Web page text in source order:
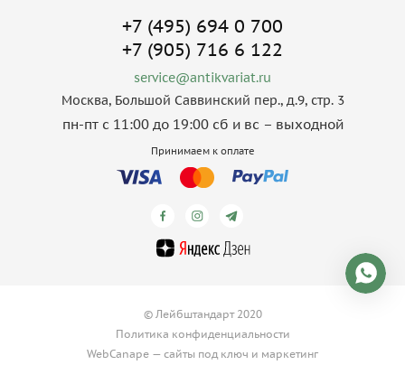
+7 (495) 694 0 700
+7 (905) 716 6 122
service@antikvariat.ru
Москва, Большой Саввинский пер., д.9, стр. 3
пн-пт с 11:00 до 19:00 сб и вс – выходной
Принимаем к оплате
© Лейбштандарт 2020
Политика конфиденциальности
WebCanape — сайты под ключ и маркетинг